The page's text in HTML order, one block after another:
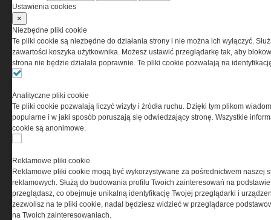
Od IX zmiany Zgrupowanie Sił Specjalnych
poszerzone zostało o Grupę Wsparcia
Informacyjnego (GWI), wydzielaną
przez wywiadowczy Zespół Wsparcia
Wsparcia Dowodzenia i Zabezpieczenia
Wojsk Specjalnych). Pozyskiwane
przez jej sekcję rozpoznania osobowego
IMINT informacje mają umożliwiać obu TF
dokładniejsze zaplanowanie
i przeprowadzanie każdych działań.
W miarę możliwości GWI wspomaga także
Ustawienia cookies
×
Niezbędne pliki cookie
Te pliki cookie są niezbędne do działania strony i nie można ich wyłączyć.
zawartości koszyka użytkownika. Możesz ustawić przeglądarkę tak, aby
strona nie będzie działała poprawnie. Te pliki cookie pozwalają na
Analityczne pliki cookie
Te pliki cookie pozwalają liczyć wizyty i źródła ruchu. Dzięki tym plikom
popularne i w jaki sposób poruszają się odwiedzający stronę. Wszystkie
cookie są anonimowe.
Reklamowe pliki cookie
Reklamowe pliki cookie mogą być wykorzystywane za pośrednictwem naszej
reklamowych. Służą do budowania profilu Twoich zainteresowań na
przeglądasz, co obejmuje unikalną identyfikację Twojej przeglądarki i
zezwolisz na te pliki cookie, nadal będziesz widzieć w przeglądarce
na Twoich zainteresowaniach.